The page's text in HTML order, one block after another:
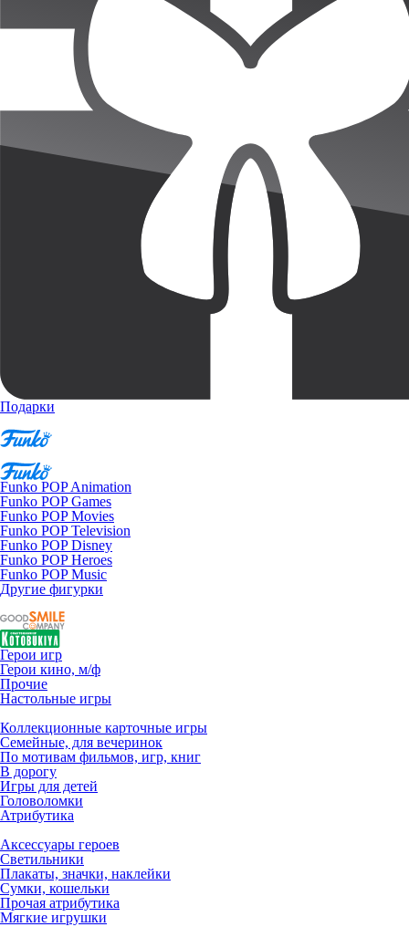
Подарки
Funko POP Animation
Funko POP Games
Funko POP Movies
Funko POP Television
Funko POP Disney
Funko POP Heroes
Funko POP Music
Другие фигурки
Герои игр
Герои кино, м/ф
Прочие
Настольные игры
Коллекционные карточные игры
Семейные, для вечеринок
По мотивам фильмов, игр, книг
В дорогу
Игры для детей
Головоломки
Атрибутика
Аксессуары героев
Светильники
Плакаты, значки, наклейки
Сумки, кошельки
Прочая атрибутика
Мягкие игрушки